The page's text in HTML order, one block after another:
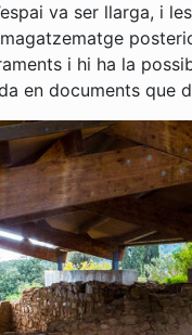
va ser llarga, i
i hi ha la
en documents que